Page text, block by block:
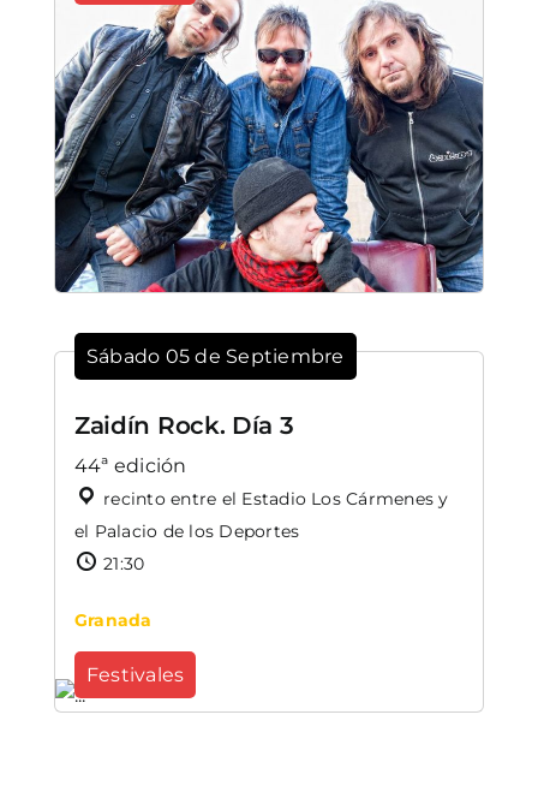
Sábado 05 de Septiembre
Zaidín Rock. Día 3
44ª edición
recinto entre el Estadio Los Cármenes y
el Palacio de los Deportes
21:30
Granada
Festivales